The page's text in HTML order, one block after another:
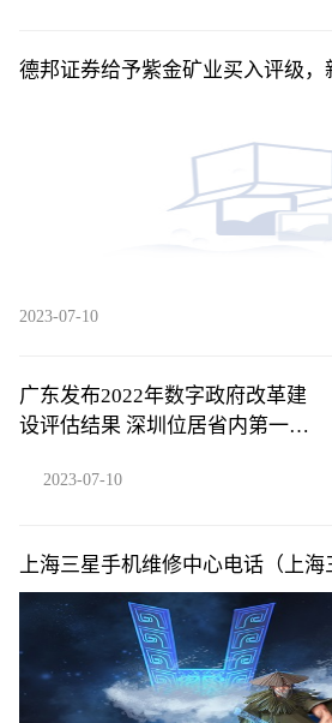
德邦证券给予紫金矿业买入评级，
2023-07-10
广东发布2022年数字政府改革建
设评估结果 深圳位居省内第一梯
2023-07-10
上海三星手机维修中心电话（上海